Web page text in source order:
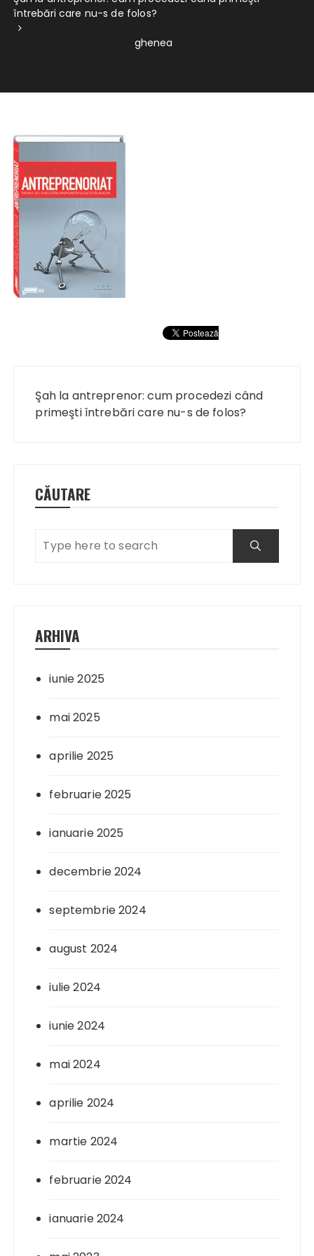
întrebări care nu-s de folos?
ghenea
articole
Şah la antreprenor: cum procedezi când
primeşti întrebări care nu-s de folos?
CĂUTARE
ARHIVA
iunie 2025
mai 2025
aprilie 2025
februarie 2025
ianuarie 2025
decembrie 2024
septembrie 2024
august 2024
iulie 2024
iunie 2024
mai 2024
aprilie 2024
martie 2024
februarie 2024
ianuarie 2024